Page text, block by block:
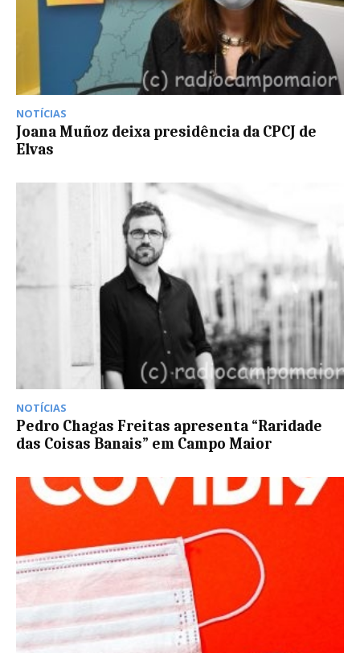
NOTÍCIAS
Joana Muñoz deixa presidência da CPCJ de
Elvas
NOTÍCIAS
Pedro Chagas Freitas apresenta “Raridade
das Coisas Banais” em Campo Maior